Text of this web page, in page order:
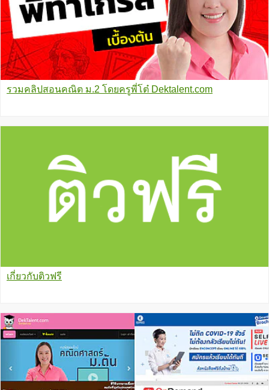
รวมคลิปสอนคณิต ม.2 โดยครูพี่โต๋ Dektalent.com
เกี่ยวกับติวฟรี